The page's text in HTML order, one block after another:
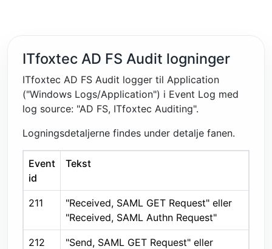
ITfoxtec AD FS Audit logninger
ITfoxtec AD FS Audit logger til Application
("Windows Logs/Application") i Event Log med
log source: "AD FS, ITfoxtec Auditing".
Logningsdetaljerne findes under detalje fanen.
Event
id
Tekst
211
"Received, SAML GET Request" eller
"Received, SAML Authn Request"
212
"Send, SAML GET Request" eller